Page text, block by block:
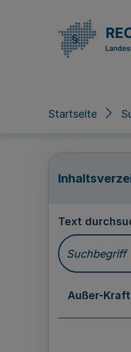
Startseite
Text
Außer-